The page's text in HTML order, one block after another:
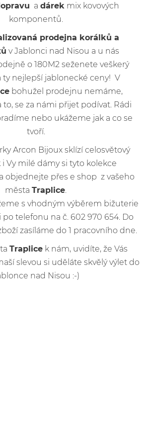
a dárek mix kovových
komponentů.
prodejna korálků a
v Jablonci nad Nisou a u nás
o 180M2 seženete veškerý
ty nejlepší jablonecké ceny! V
bohužel prodejnu nemáme,
to, se za námi přijet podívat. Rádi
nebo ukážeme jak a co se
tvoří.
Arcon Bijoux sklízí celosvětový
i Vy milé dámy si tyto kolekce
objednejte přes e shop z vašeho
města Traplice
s vhodným výběrem bižuterie
telefonu na č. 602 970 654. Do
zasíláme do 1 pracovního dne.
Traplice k nám, uvidíte, že Vás
slevou si uděláte skvělý výlet do
nad Nisou :-)